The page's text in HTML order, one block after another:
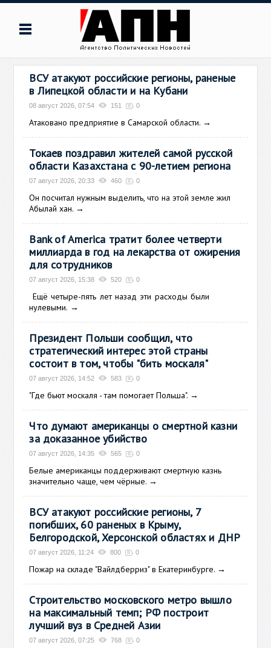
ВСУ атакуют российские регионы, раненые
в Липецкой области и на Кубани
08 август 2026, 07:54 151 0
Атаковано предприятие в Самарской области. →
Токаев поздравил жителей самой русской
области Казахстана с 90-летием региона
07 август 2026, 20:33 460 0
Он посчитал нужным выделить, что на этой земле жил
Абылай хан. →
Bank of America тратит более четверти
миллиарда в год на лекарства от ожирения
для сотрудников
07 август 2026, 15:38 520 0
Ещё четыре-пять лет назад эти расходы были
нулевыми. →
Президент Польши сообщил, что
стратегический интерес этой страны
состоит в том, чтобы "бить москаля"
07 август 2026, 14:52 583 0
"Где бьют москаля - там помогает Польша". →
Что думают американцы о смертной казни
за доказанное убийство
07 август 2026, 14:35 565 0
Белые американцы поддерживают смертную казнь
значительно чаще, чем чёрные. →
ВСУ атакуют российские регионы, 7
погибших, 60 раненых в Крыму,
Белгородской, Херсонской областях и ДНР
07 август 2026, 11:24 800 0
Пожар на складе "Вайлдберриз" в Екатеринбурге. →
Строительство московского метро вышло
на максимальный темп; РФ построит
лучший вуз в Средней Азии
07 август 2026, 07:25 768 0